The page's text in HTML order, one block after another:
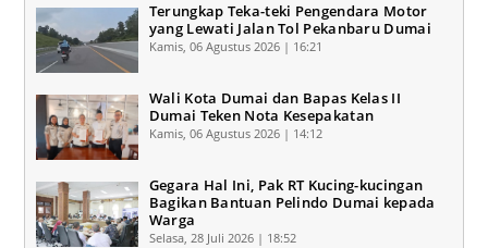
Terungkap Teka-teki Pengendara Motor
yang Lewati Jalan Tol Pekanbaru Dumai
Kamis, 06 Agustus 2026 | 16:21
Wali Kota Dumai dan Bapas Kelas II
Dumai Teken Nota Kesepakatan
Kamis, 06 Agustus 2026 | 14:12
Gegara Hal Ini, Pak RT Kucing-kucingan
Bagikan Bantuan Pelindo Dumai kepada
Warga
Selasa, 28 Juli 2026 | 18:52